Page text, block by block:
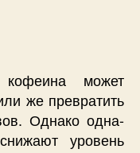
кофеина может
же превратить
Однако одна-
уровень